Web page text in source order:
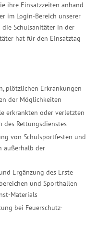
ihre Einsatzzeiten anhand
im Login-Bereich unserer
die Schulsanitäter in der
hat für den Einsatztag
plötzlichen Erkrankungen
der Möglichkeiten
erkrankten oder verletzten
des Rettungsdienstes
von Schulsportfesten und
außerhalb der
Ergänzung des Erste
und Sporthallen
Materials
bei Feuerschutz-